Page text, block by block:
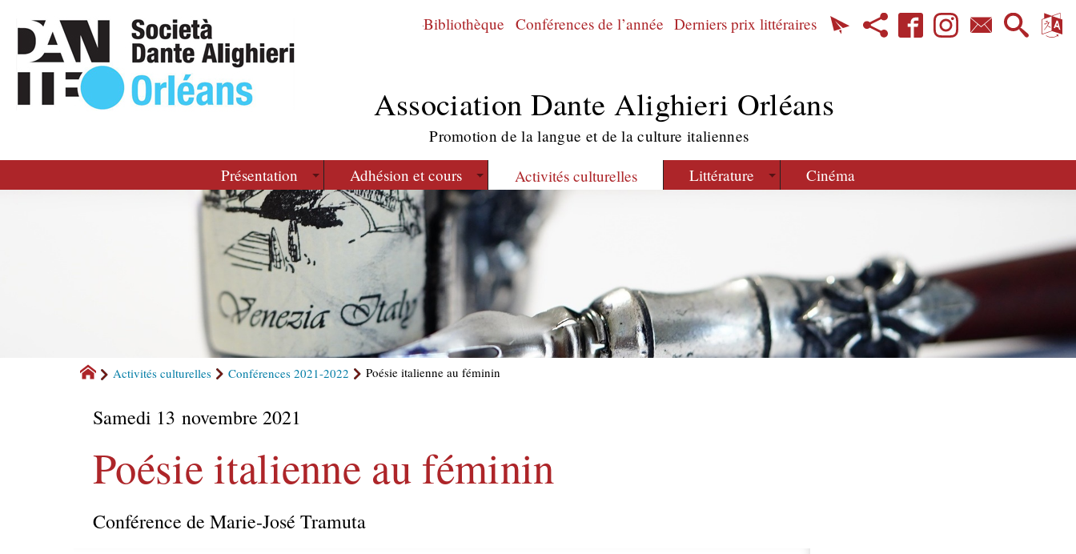
Bibliothèque Conférences de l’année Derniers prix littéraires
Association Dante Alighieri Orléans
Promotion de la langue et de la culture italiennes
Présentation
Adhésion et cours Activités culturelles Littérature Cinéma
Activités culturelles Conférences 2021-2022 Poésie italienne au féminin
Samedi 13 novembre 2021
Poésie italienne au féminin
Conférence de Marie-José Tramuta